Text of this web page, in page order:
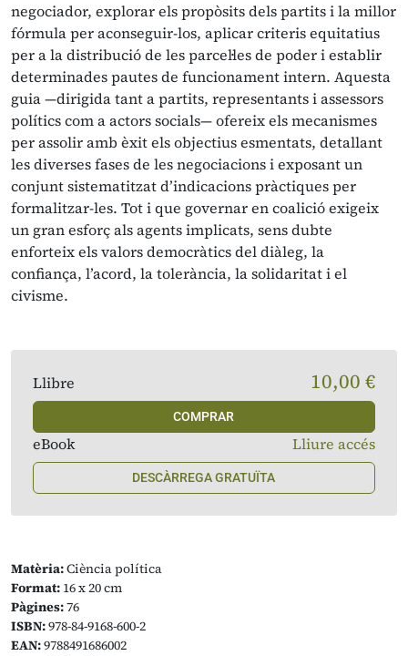
negociador, explorar els propòsits dels partits i la millor
fórmula per aconseguir-los, aplicar criteris equitatius
per a la distribució de les parcel·les de poder i establir
determinades pautes de funcionament intern. Aquesta
guia —dirigida tant a partits, representants i assessors
polítics com a actors socials— ofereix els mecanismes
per assolir amb èxit els objectius esmentats, detallant
les diverses fases de les negociacions i exposant un
conjunt sistematitzat d’indicacions pràctiques per
formalitzar-les. Tot i que governar en coalició exigeix
un gran esforç als agents implicats, sens dubte
enforteix els valors democràtics del diàleg, la
confiança, l’acord, la tolerància, la solidaritat i el
civisme.
Matèria:Ciència política
Format: 16 x 20 cm
Pàgines:76
ISBN:978-84-9168-600-2
EAN:9788491686002
Llibre 10,00 €
COMPRAR
eBook Lliure accés
DESCÀRREGA GRATUÏTA